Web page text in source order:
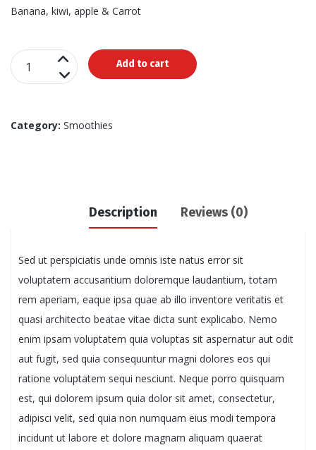
Banana, kiwi, apple & Carrot
Green
Waterfall
Add to cart
Category: Smoothies
Description Reviews (0)
Sed ut perspiciatis unde omnis iste natus error sit
voluptatem accusantium doloremque laudantium, totam
rem aperiam, eaque ipsa quae ab illo inventore veritatis et
quasi architecto beatae vitae dicta sunt explicabo. Nemo
enim ipsam voluptatem quia voluptas sit aspernatur aut odit
aut fugit, sed quia consequuntur magni dolores eos qui
ratione voluptatem sequi nesciunt. Neque porro quisquam
est, qui dolorem ipsum quia dolor sit amet, consectetur,
adipisci velit, sed quia non numquam eius modi tempora
incidunt ut labore et dolore magnam aliquam quaerat